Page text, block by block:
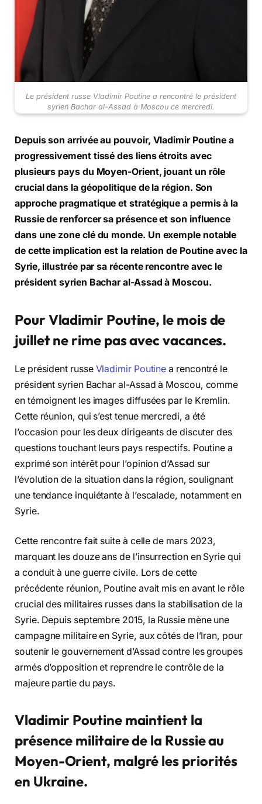
Le président russe Vladimir Poutine a rencontré le président
syrien Bachar al-Assad à Moscou ce mercredi.
Depuis son arrivée au pouvoir, Vladimir Poutine a
progressivement tissé des liens étroits avec
plusieurs pays du Moyen-Orient, jouant un rôle
crucial dans la géopolitique de la région. Son
approche pragmatique et stratégique a permis à la
Russie de renforcer sa présence et son influence
dans une zone clé du monde. Un exemple notable
de cette implication est la relation de Poutine avec la
Syrie, illustrée par sa récente rencontre avec le
président syrien Bachar al-Assad à Moscou.
Pour Vladimir Poutine, le mois de
juillet ne rime pas avec vacances.
Le président russe Vladimir Poutine a rencontré le
président syrien Bachar al-Assad à Moscou, comme
en témoignent les images diffusées par le Kremlin.
Cette réunion, qui s’est tenue mercredi, a été
l’occasion pour les deux dirigeants de discuter des
questions touchant leurs pays respectifs. Poutine a
exprimé son intérêt pour l’opinion d’Assad sur
l’évolution de la situation dans la région, soulignant
une tendance inquiétante à l’escalade, notamment en
Syrie.
Cette rencontre fait suite à celle de mars 2023,
marquant les douze ans de l’insurrection en Syrie qui
a conduit à une guerre civile. Lors de cette
précédente réunion, Poutine avait mis en avant le rôle
crucial des militaires russes dans la stabilisation de la
Syrie. Depuis septembre 2015, la Russie mène une
campagne militaire en Syrie, aux côtés de l’Iran, pour
soutenir le gouvernement d’Assad contre les groupes
armés d’opposition et reprendre le contrôle de la
majeure partie du pays.
Vladimir Poutine maintient la
présence militaire de la Russie au
Moyen-Orient, malgré les priorités
en Ukraine.